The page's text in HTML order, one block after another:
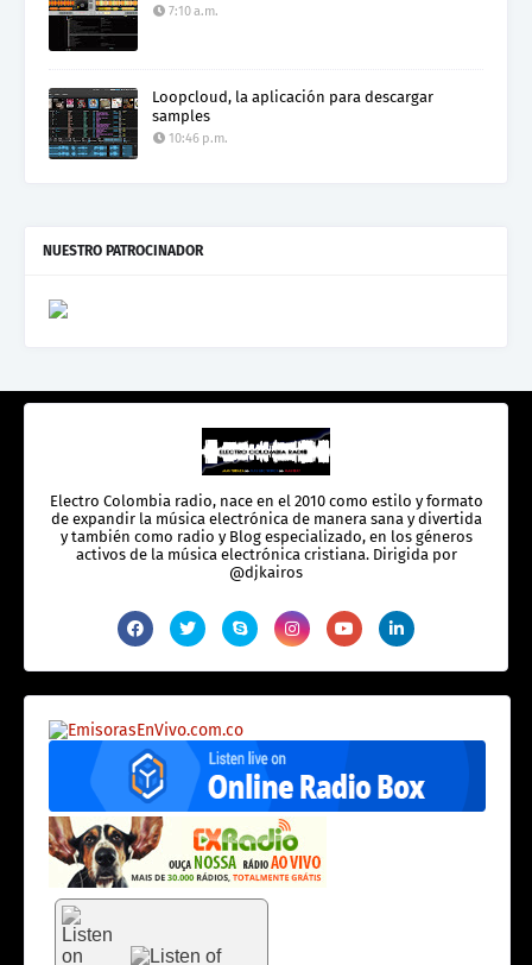
7:10 a.m.
Loopcloud, la aplicación para descargar
samples
10:46 p.m.
NUESTRO PATROCINADOR
Electro Colombia radio, nace en el 2010 como estilo y formato
de expandir la música electrónica de manera sana y divertida
y también como radio y Blog especializado, en los géneros
activos de la música electrónica cristiana. Dirigida por
@djkairos